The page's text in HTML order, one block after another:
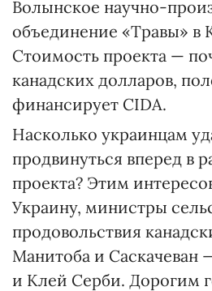
Волынское научно-
объединение «Травы» в
Стоимость проекта —
канадских долларов,
финансирует СІDА.
Насколько украинцам
продвинуться вперед в
проекта? Этим
Украину, министры
продовольствия
Манитоба и Саскачеван
и Клей Серби. Дорогим